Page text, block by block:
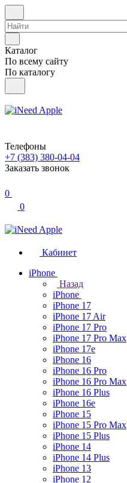
Каталог
По всему сайту
По каталогу
Телефоны
+7 (383) 380-04-04
Заказать звонок
0
0
Кабинет
iPhone
Назад
iPhone
iPhone 17
iPhone 17 Air
iPhone 17 Pro
iPhone 17 Pro Max
iPhone 17e
iPhone 16
iPhone 16 Pro
iPhone 16 Pro Max
iPhone 16 Plus
iPhone 16e
iPhone 15
iPhone 15 Pro Max
iPhone 15 Plus
iPhone 14
iPhone 14 Plus
iPhone 13
iPhone 12